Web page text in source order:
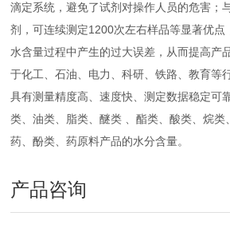
滴定系统，避免了试剂对操作人员的危害；
剂，可连续测定1200次左右样品等显著优点
水含量过程中产生的过大误差，从而提高产
于化工、石油、电力、科研、铁路、教育等
具有测量精度高、速度快、测定数据稳定可
类、油类、脂类、醚类 、酯类、酸类、烷类
药、酚类、药原料产品的水分含量。
产品咨询